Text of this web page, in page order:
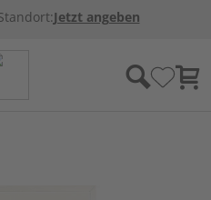
Jetzt angeben